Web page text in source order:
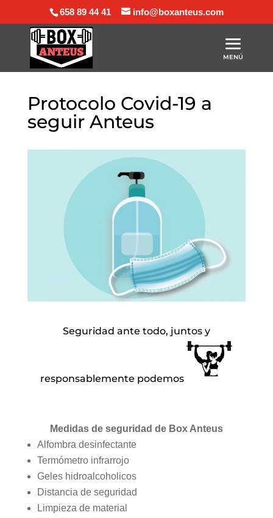
658 89 44 41 info@boxanteus.com
Protocolo Covid-19 a
seguir Anteus
Seguridad ante todo, juntos y
responsablemente podemos
Medidas de seguridad de Box Anteus
Alfombra desinfectante
Termómetro infrarrojo
Geles hidroalcoholicos
Distancia de seguridad
Limpieza de material